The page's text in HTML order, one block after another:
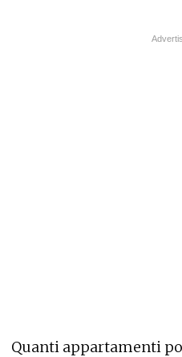
Quanti appartamenti